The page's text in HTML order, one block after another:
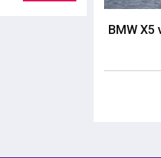
BMW X5